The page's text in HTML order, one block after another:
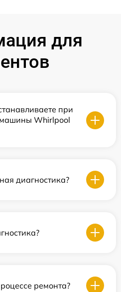
для
при
Whirlpool
диагностика?
ремонта?